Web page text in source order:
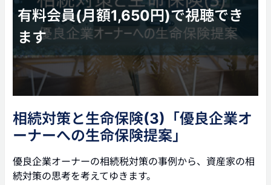
有料会員(月額1,650円)で視聴でき
ます
相続対策と生命保険(3)「優良企業オ
ーナーへの生命保険提案」
優良企業オーナーの相続税対策の事例から、資産家の相
続対策の思考を考えてゆきます。